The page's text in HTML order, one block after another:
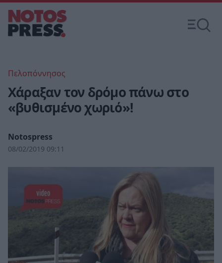
Πελοπόννησος
Χάραξαν τον δρόμο πάνω στο
«βυθισμένο χωριό»!
Notospress
08/02/2019 09:11